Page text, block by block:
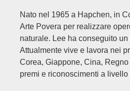
Nato nel 1965 a Hapchen, in
Arte Povera per realizzare
naturale. Lee ha conseguito
Attualmente vive e lavora nei
Corea, Giappone, Cina,
premi e riconoscimenti a